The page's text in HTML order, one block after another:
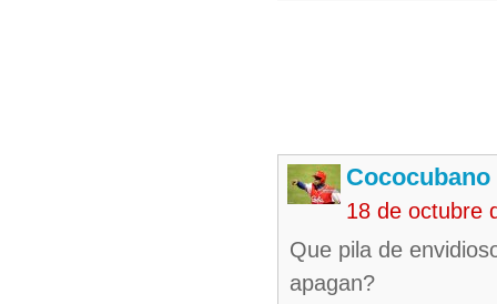
Cococubano
18 de octubre
Que pila de
apagan?